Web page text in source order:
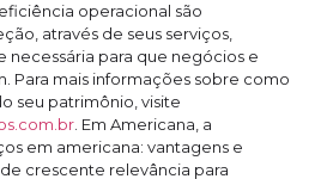
operacional são
através de seus serviços,
necessária para que negócios e
Para mais informações sobre como
seu patrimônio, visite
. Em Americana, a
em americana: vantagens e
crescente relevância para